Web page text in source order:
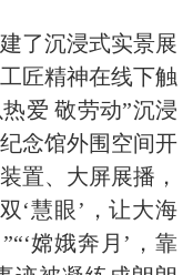
了沉浸式实景展
匠精神在线下触
爱 敬劳动”沉浸
念馆外围空间开
置、大屏展播，
‘慧眼’，让大海
嫦娥奔月’，靠